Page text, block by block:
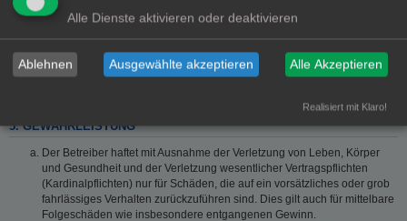
Software von phpBB Limited (www.phpbb.com) handelt;
deutschsprachige Informationen werden durch die deutschsprachige
keinen Einfluss auf die Art und Weise, wie die Software verwendet wird.
Sie können insbesondere die Verwendung der Software für bestimmte
5. GEWÄHRLEISTUNG
Der Betreiber haftet mit Ausnahme der Verletzung von Leben, Körper
und Gesundheit und der Verletzung wesentlicher Vertragspflichten
(Kardinalpflichten) nur für Schäden, die auf ein vorsätzliches oder grob
fahrlässiges Verhalten zurückzuführen sind. Dies gilt auch für mittelbare
Folgeschäden wie insbesondere entgangenen Gewinn.
Alle Dienste aktivieren oder deaktivieren
Ablehnen Ausgewählte akzeptieren Alle Akzeptieren
Realisiert mit Klaro!